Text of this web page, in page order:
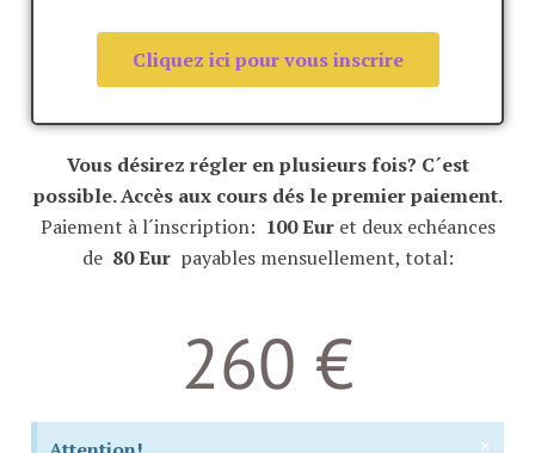
Cliquez ici pour vous inscrire
Vous désirez régler en plusieurs fois? C´est
possible. Accès aux cours dés le premier paiement.
Paiement à l´inscription: 100 Euret deux echéances
de 80 Eur payables mensuellement, total:
260 €
×